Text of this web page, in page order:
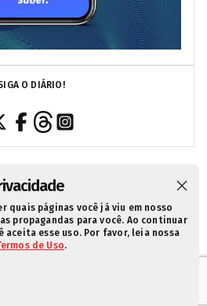
quais páginas você já viu em nosso
propagandas para você. Ao continuar
esse uso. Por favor, leia nossa
de Uso.
O DIÁRIO!
POLÍTICA DE PRIVACIDADE
DE USO
Todos os direitos reservados.